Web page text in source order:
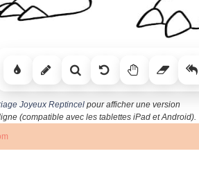
Joyeux Reptincel pour afficher une version
(compatible avec les tablettes iPad et Android).